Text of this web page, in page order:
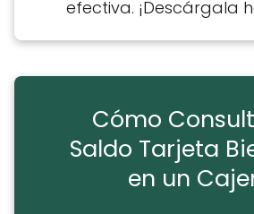
efectiva. ¡Descárgala
Cómo
Saldo Tarjeta
en un